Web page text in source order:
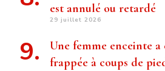
est annulé ou retardé
29 juillet 2026
Une femme enceinte
frappée à coups de